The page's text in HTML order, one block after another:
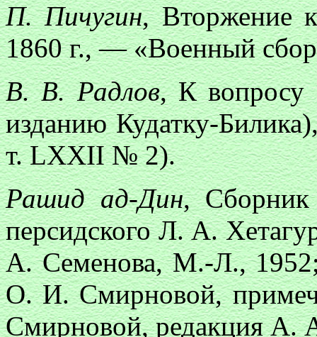
П. Пичугин, Вторжение
1860 г., — «Военный
В. В. Радлов, К вопросу
изданию Кудатку-
т. LXXII № 2).
Рашид ад-Дин,
персидского Л. А.
А. Семенова, М.-Л., 1952;
О. И. Смирновой,
Смирновой, редакция А.